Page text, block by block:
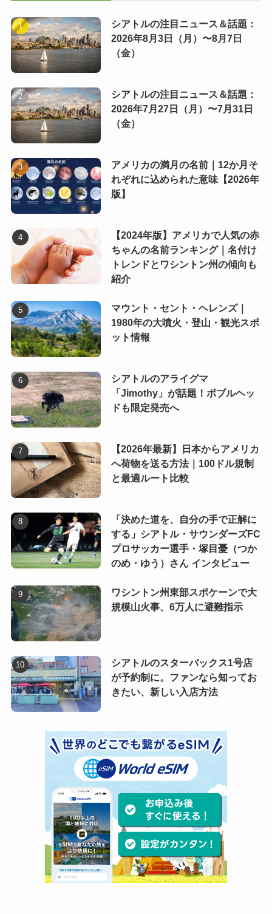
シアトルの注目ニュース＆話題：
2026年8月3日（月）〜8月7日
（金）
シアトルの注目ニュース＆話題：
2026年7月27日（月）〜7月31日
（金）
アメリカの満月の名前｜12か月そ
れぞれに込められた意味【2026年
版】
【2024年版】アメリカで人気の赤
ちゃんの名前ランキング｜名付け
トレンドとワシントン州の傾向も
紹介
マウント・セント・ヘレンズ｜
1980年の大噴火・登山・観光スポ
ット情報
シアトルのアライグマ
「Jimothy」が話題！ボブルヘッ
ドも限定発売へ
【2026年最新】日本からアメリカ
へ荷物を送る方法｜100ドル規制
と最適ルート比較
「決めた道を、自分の手で正解に
する」シアトル・サウンダーズFC
プロサッカー選手・塚目憂（つか
のめ・ゆう）さん インタビュー
ワシントン州東部スポケーンで大
規模山火事、6万人に避難指示
シアトルのスターバックス1号店
が予約制に。ファンなら知ってお
きたい、新しい入店方法